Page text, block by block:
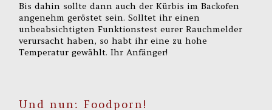
Bis dahin sollte dann auch der Kürbis im Backofen
angenehm geröstet sein. Solltet ihr einen
unbeabsichtigten Funktionstest eurer Rauchmelder
verursacht haben, so habt ihr eine zu hohe
Temperatur gewählt. Ihr Anfänger!
Und nun: Foodporn!